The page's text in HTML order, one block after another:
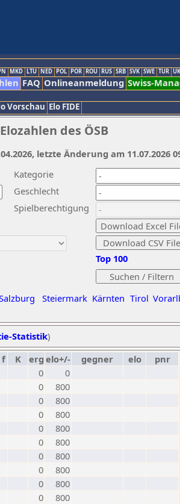
MKD LTU NED POL POR ROU RUS SRB SVK SWE TUR
FAQ Onlineanmeldung Swiss-
Vorschau Elo FIDE
des ÖSB
Kategorie
Geschlecht
Spielberechtigung
Steiermark Kärnten Tirol
Top 100
letzte Änderung am 11.07.2026
Statistik)
f K erg elo+/- gegner elo
pnr
0
0
0
800
0
800
0
800
0
800
0
800
0
800
0
800
0
800
0
800